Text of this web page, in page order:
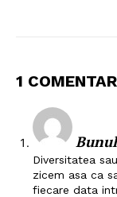
1
Diversitatea
zicem asa ca
fiecare data